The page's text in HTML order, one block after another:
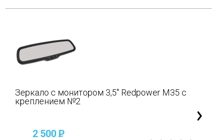
Зеркало с монитором 3,5" Redpower M35 с
креплением №2
2 500P